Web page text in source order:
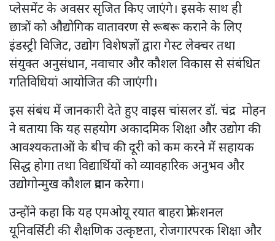
प्लेसमेंट के अवसर सृजित किए जाएंगे। इसके साथ ही
छात्रों को औद्योगिक वातावरण से रूबरू कराने के लिए
इंडस्ट्री विजिट, उद्योग विशेषज्ञों द्वारा गेस्ट लेक्चर तथा
संयुक्त अनुसंधान, नवाचार और कौशल विकास से संबंधित
गतिविधियां आयोजित की जाएंगी।
इस संबंध में जानकारी देते हुए वाइस चांसलर डॉ. चंद्र मोहन
ने बताया कि यह सहयोग अकादमिक शिक्षा और उद्योग की
आवश्यकताओं के बीच की दूरी को कम करने में सहायक
सिद्ध होगा तथा विद्यार्थियों को व्यावहारिक अनुभव और
उद्योगोन्मुख कौशल प्रदान करेगा।
उन्होंने कहा कि यह एमओयू रयात बाहरा प्रोफेशनल
यूनिवर्सिटी की शैक्षणिक उत्कृष्टता, रोजगारपरक शिक्षा और